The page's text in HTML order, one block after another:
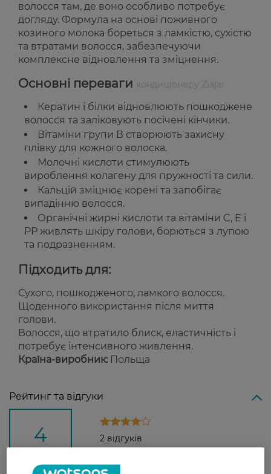
волосся там, де воно особливо потребує
догляду. Формула на основі поживного
козиного молока бореться з ламкістю, сухістю
та втратами волосся, забезпечуючи
комплексне відновлення та зміцнення.
Основні переваги
Кератин і білки відновлюють пошкоджене
волосся та заліковують посічені кінчики.
Вітаміни групи В створюють захисну
плівку для кожного волоска.
Молочні кислоти стимулюють
вироблення колагену для пружності та сили.
Кальцій зміцнює корені та запобігає
випадінню волосся.
Органічні жирні кислоти та вітаміни C, E і
PP живлять шкіру голови, борються з лупою
та подразненням.
Підходить для:
Сухого, пошкодженого, ламкого волосся.
Щоденного використання після миття
голови.
Волосся, що втратило блиск, еластичність і
потребує інтенсивного живлення.
Країна-виробник: Польща
Рейтинг та відгуки
4
З 2 відгуків
2 відгуків